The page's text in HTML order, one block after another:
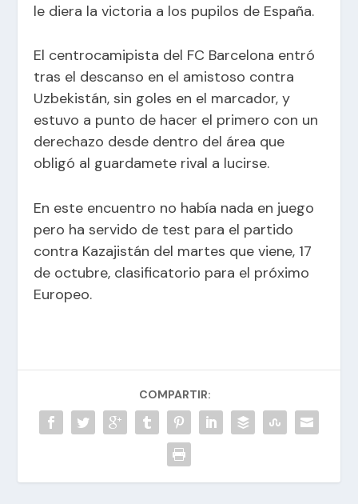
le diera la victoria a los pupilos de España.
El centrocamipista del FC Barcelona entró
tras el descanso en el amistoso contra
Uzbekistán, sin goles en el marcador, y
estuvo a punto de hacer el primero con un
derechazo desde dentro del área que
obligó al guardamete rival a lucirse.
En este encuentro no había nada en juego
pero ha servido de test para el partido
contra Kazajistán del martes que viene, 17
de octubre, clasificatorio para el próximo
Europeo.
COMPARTIR: